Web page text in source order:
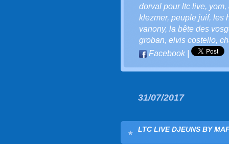
dorval pour ltc live, yom,
klezmer, peuple juif, les
vanony, la bête des
groban, elvis costello,
Facebook|
31/07/2017
LTC LIVE DJEUNS BY